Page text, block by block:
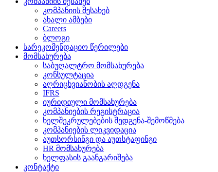
კომპანიის შესახებ
ახალი ამბები
Careers
ბლოგი
სარეკომენდაციო წერილები
მომსახურება
საბუღალტრო მომსახურება
კონსულტაცია
აღრიცხვიანობის აღდგენა
IFRS
იურიდიული მომსახურება
კომპანიების რეგისტრაცია
ხელშეკრულებების შედგენა-შემოწმება
კომპანიების ლიკვიდაცია
აუთსორსინგი და აუთსტაფინგი
HR მომსახურება
ხელფასის გაანგარიშება
კონტაქტი